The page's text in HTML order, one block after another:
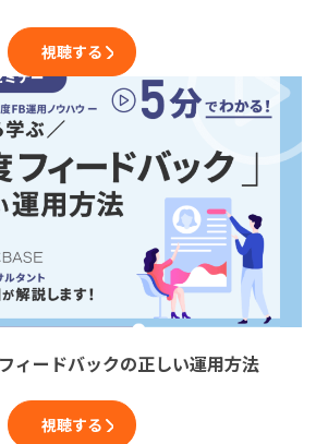
視聴する
ィードバックの正しい運用方法
視聴する